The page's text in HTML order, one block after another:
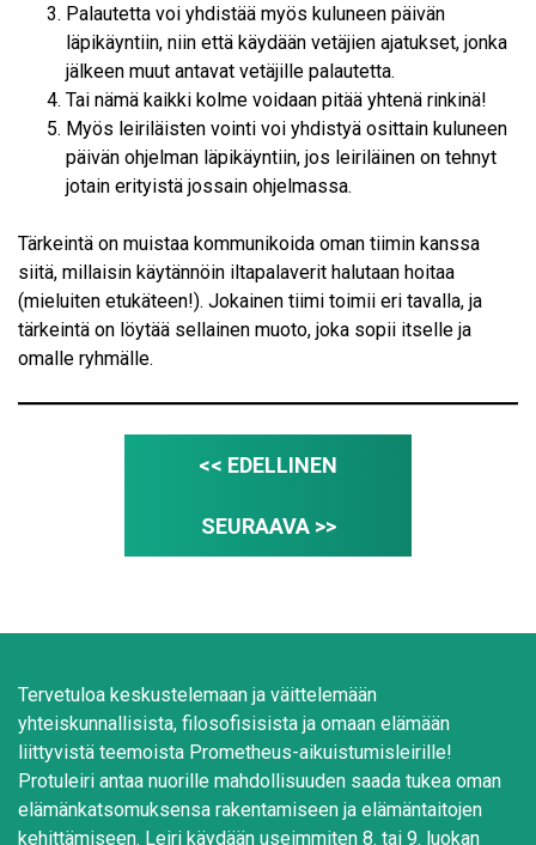
Palautetta voi yhdistää myös kuluneen päivän
läpikäyntiin, niin että käydään vetäjien ajatukset, jonka
jälkeen muut antavat vetäjille palautetta.
Tai nämä kaikki kolme voidaan pitää yhtenä rinkinä!
Myös leiriläisten vointi voi yhdistyä osittain kuluneen
päivän ohjelman läpikäyntiin, jos leiriläinen on tehnyt
jotain erityistä jossain ohjelmassa.
Tärkeintä on muistaa kommunikoida oman tiimin kanssa
siitä, millaisin käytännöin iltapalaverit halutaan hoitaa
(mieluiten etukäteen!). Jokainen tiimi toimii eri tavalla, ja
tärkeintä on löytää sellainen muoto, joka sopii itselle ja
omalle ryhmälle.
<< EDELLINEN
SEURAAVA >>
Tervetuloa keskustelemaan ja väittelemään
yhteiskunnallisista, filosofisisista ja omaan elämään
liittyvistä teemoista Prometheus-aikuistumisleirille!
Protuleiri antaa nuorille mahdollisuuden saada tukea oman
elämänkatsomuksensa rakentamiseen ja elämäntaitojen
kehittämiseen. Leiri käydään useimmiten 8. tai 9. luokan